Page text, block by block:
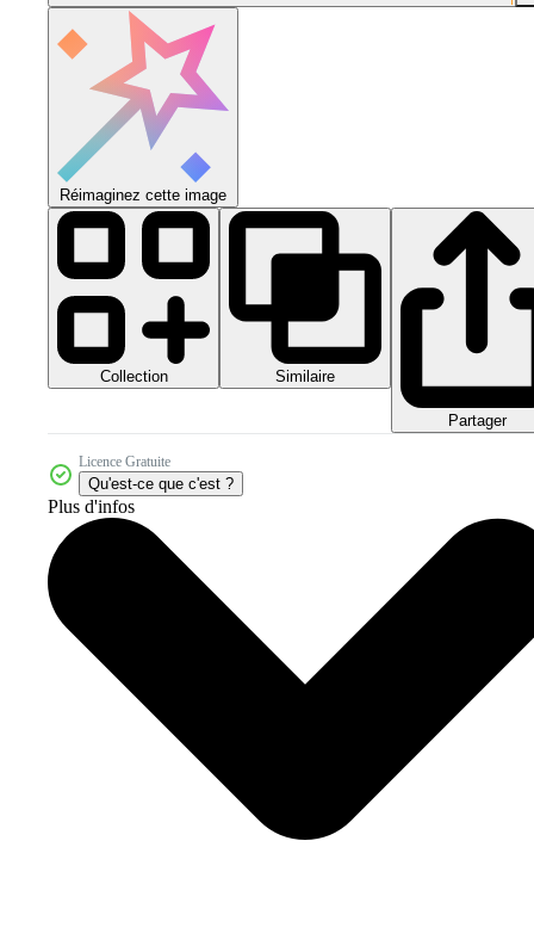
Réimaginez cette image
Collection Similaire
Partager
Licence Gratuite
Qu'est-ce que c'est ?
Plus d'infos